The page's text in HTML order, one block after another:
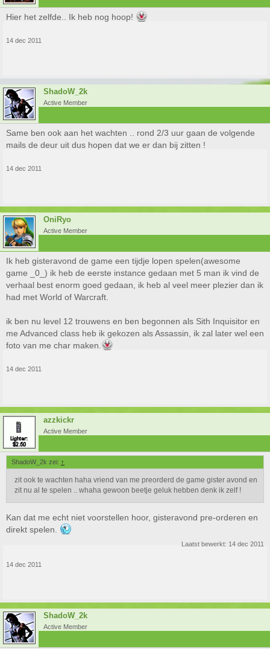
Hier het zelfde.. Ik heb nog hoop!
14 dec 2011
ShadoW_2k
Active Member
Same ben ook aan het wachten .. rond 2/3 uur gaan de volgende
mails de deur uit dus hopen dat we er dan bij zitten !
14 dec 2011
OniRyo
Active Member
Ik heb gisteravond de game een tijdje lopen spelen(awesome
game _0_) ik heb de eerste instance gedaan met 5 man ik vind de
verhaal best enorm goed gedaan, ik heb al veel meer plezier dan ik
had met World of Warcraft.
ik ben nu level 12 trouwens en ben begonnen als Sith Inquisitor en
me Advanced class heb ik gekozen als Assassin, ik zal later wel een
foto van me char maken.
14 dec 2011
azzkickr
Active Member
ShadoW_2k zei: ↑
zit ook te wachten haha vriend van me preorderd de game gister avond en
zit nu al te spelen .. whaha gewoon beetje geluk hebben denk ik zelf !
Kan dat me echt niet voorstellen hoor, gisteravond pre-orderen en
direkt spelen.
Laatst bewerkt: 14 dec 2011
14 dec 2011
ShadoW_2k
Active Member